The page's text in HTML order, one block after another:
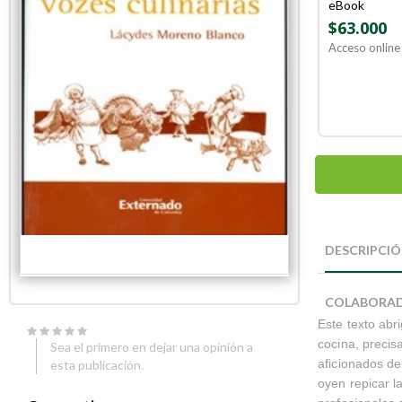
eBook
$63.000
Acceso
to
end
the
images
gallery
to
beginning
the
images
gallery
Este texto
cocina,
aficionados
oyen repicar
Sea el primero en dejar una opinión a
esta publicación.